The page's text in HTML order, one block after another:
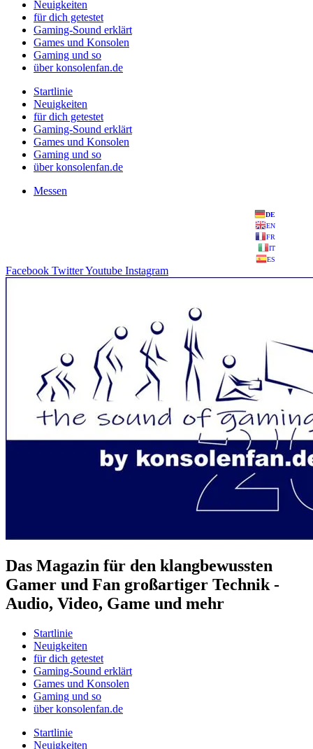
Neuigkeiten
für dich getestet
Gaming-Sound erklärt
Games und Konsolen
Gaming und so
über konsolenfan.de
Startlinie
Neuigkeiten
für dich getestet
Gaming-Sound erklärt
Games und Konsolen
Gaming und so
über konsolenfan.de
Messen
DE
EN
FR
IT
ES
Facebook TwitterYoutube Instagram
Das Magazin für den klangbewussten
Gamer und Fan großartiger Technik -
Audio, Video, Game und mehr
Startlinie
Neuigkeiten
für dich getestet
Gaming-Sound erklärt
Games und Konsolen
Gaming und so
über konsolenfan.de
Startlinie
Neuigkeiten